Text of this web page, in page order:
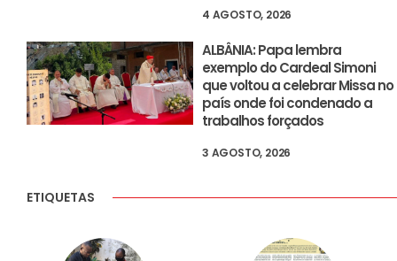
4 AGOSTO, 2026
ALBÂNIA: Papa lembra
exemplo do Cardeal Simoni
que voltou a celebrar Missa no
país onde foi condenado a
trabalhos forçados
3 AGOSTO, 2026
ETIQUETAS